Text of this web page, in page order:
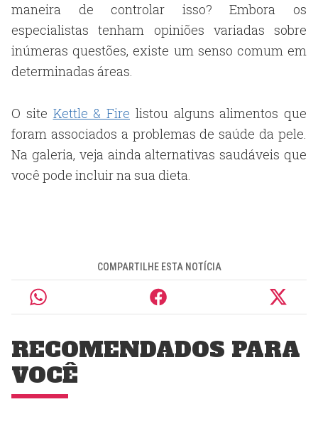
maneira de controlar isso? Embora os
especialistas tenham opiniões variadas sobre
inúmeras questões, existe um senso comum em
determinadas áreas.
O site Kettle & Fire listou alguns alimentos que
foram associados a problemas de saúde da pele.
Na galeria, veja ainda alternativas saudáveis que
você pode incluir na sua dieta.
COMPARTILHE ESTA NOTÍCIA
RECOMENDADOS PARA
VOCÊ